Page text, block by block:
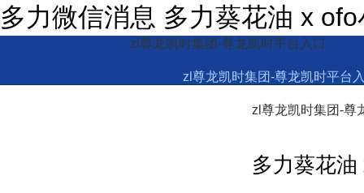
多力微信消息 多力葵花油 x
zl尊龙凯时集团-尊龙凯时平台入口
zl尊龙凯时集团-尊龙凯时平台
zl尊龙凯时集团-尊
多力葵花